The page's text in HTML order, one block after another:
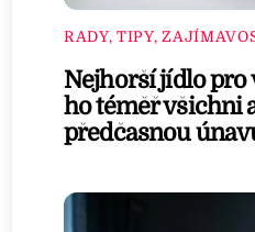
RADY, TIPY,
Nejhorší jídlo pro
ho téměř všichni
předčasnou